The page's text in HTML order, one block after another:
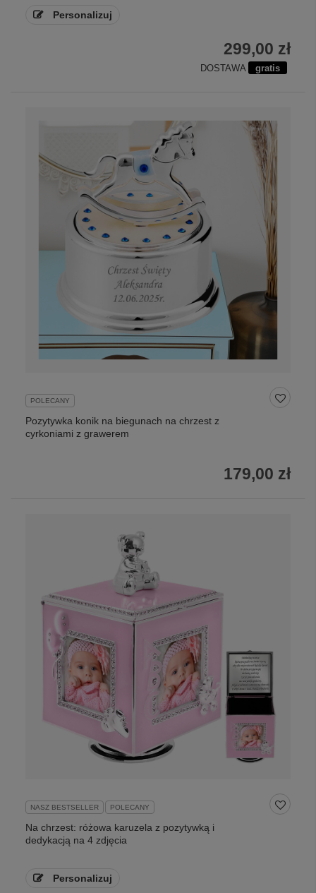
Personalizuj
299,00 zł
DOSTAWA gratis
POLECANY
Pozytywka konik na biegunach na chrzest z
cyrkoniami z grawerem
179,00 zł
NASZ BESTSELLER POLECANY
Na chrzest: różowa karuzela z pozytywką i
dedykacją na 4 zdjęcia
Personalizuj